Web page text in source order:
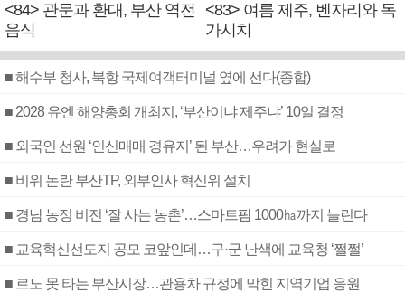
<84> 관문과 환대, 부산 역전
음식
<83> 여름 제주, 벤자리와 독
가시치
■ 해수부 청사, 북항 국제여객터미널 옆에 선다(종합)
■ 2028 유엔 해양총회 개최지, ‘부산이냐 제주냐’ 10일 결정
■ 외국인 선원 ‘인신매매 경유지’ 된 부산…우려가 현실로
■ 비위 논란 부산TP, 외부인사 혁신위 설치
■ 경남 농정 비전 ‘잘 사는 농촌’…스마트팜 1000㏊까지 늘린다
■ 교육혁신선도지 공모 코앞인데…구·군 난색에 교육청 ‘쩔쩔’
■ 르노 못 타는 부산시장…관용차 규정에 막힌 지역기업 응원